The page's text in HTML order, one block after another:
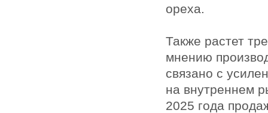
ореха.
Также растет
мнению
связано с
на внутреннем
2025 года